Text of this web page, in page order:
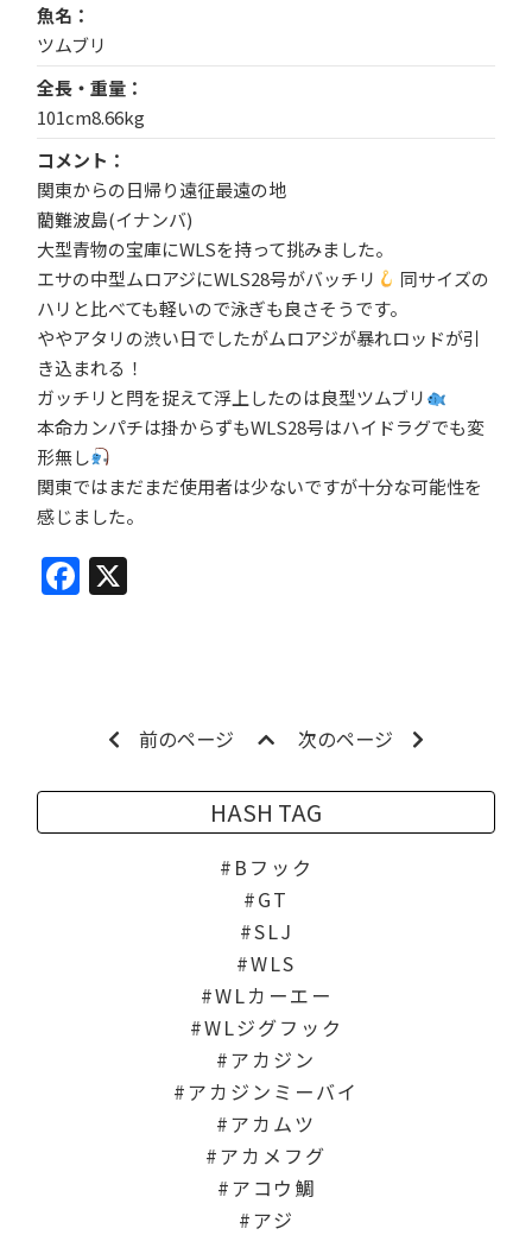
魚名
ツムブリ
全長・重量
101cm8.66kg
コメント
関東からの日帰り遠征最遠の地
藺難波島(イナンバ)
大型青物の宝庫にWLSを持って挑みました。
エサの中型ムロアジにWLS28号がバッチリ
同サイズの
ハリと比べても軽いので泳ぎも良さそうです。
ややアタリの渋い日でしたがムロアジが暴れロッドが引
き込まれる！
ガッチリと閂を捉えて浮上したのは良型ツムブリ
本命カンパチは掛からずもWLS28号はハイドラグでも変
形無し
関東ではまだまだ使用者は少ないですが十分な可能性を
感じました。
Facebook
前のページ 次のページ
HASH TAG
Bフック
GT
SLJ
WLS
WLカーエー
WLジグフック
アカジン
アカジンミーバイ
アカムツ
アカメフグ
アコウ鯛
アジ